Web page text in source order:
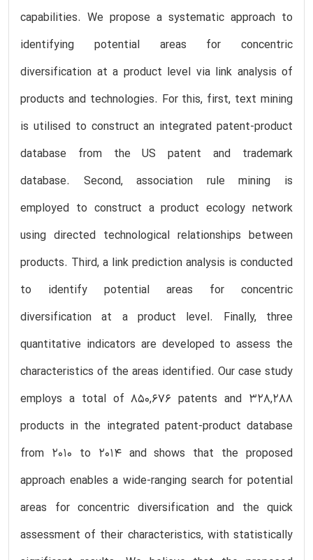
capabilities. We propose a systematic approach to
identifying potential areas for concentric
diversification at a product level via link analysis of
products and technologies. For this, first, text mining
is utilised to construct an integrated patent-product
database from the US patent and trademark
database. Second, association rule mining is
employed to construct a product ecology network
using directed technological relationships between
products. Third, a link prediction analysis is conducted
to identify potential areas for concentric
diversification at a product level. Finally, three
quantitative indicators are developed to assess the
characteristics of the areas identified. Our case study
employs a total of 850,676 patents and 328,288
products in the integrated patent-product database
from 2010 to 2014 and shows that the proposed
approach enables a wide-ranging search for potential
areas for concentric diversification and the quick
assessment of their characteristics, with statistically